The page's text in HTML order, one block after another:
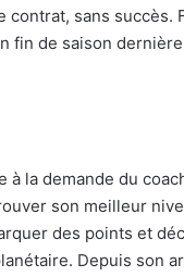
sans succès.
fin de saison
à la demande du
son meilleur
des points et
Depuis son